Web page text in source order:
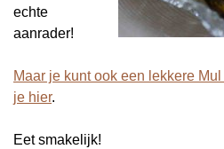
echte
aanrader!
Maar je kunt ook een lekkere
je hier.
Eet smakelijk!